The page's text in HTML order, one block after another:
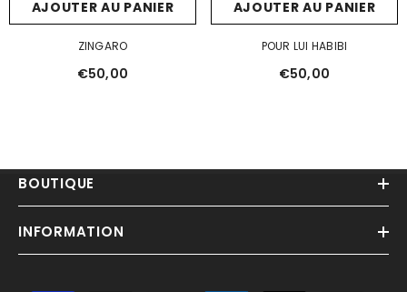
AJOUTER AU PANIER
ZINGARO
€50,00
AJOUTER AU PANIER
POUR LUI HABIBI
€50,00
BOUTIQUE
INFORMATION